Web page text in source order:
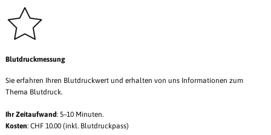
Blutdruckmessung
Sie erfahren Ihren Blutdruckwert und erhalten von uns Informationen zum
Thema Blutdruck.
Ihr Zeitaufwand: 5–10 Minuten.
Kosten: CHF 10.00 (inkl. Blutdruckpass)